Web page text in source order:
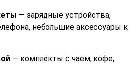
— зарядные устройства,
небольшие аксессуары к
— комплекты с чаем, кофе,